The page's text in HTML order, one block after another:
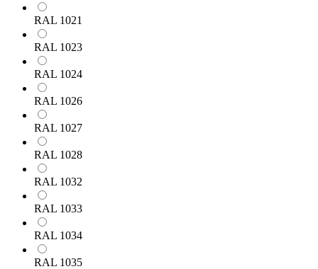
RAL 1021
RAL 1023
RAL 1024
RAL 1026
RAL 1027
RAL 1028
RAL 1032
RAL 1033
RAL 1034
RAL 1035